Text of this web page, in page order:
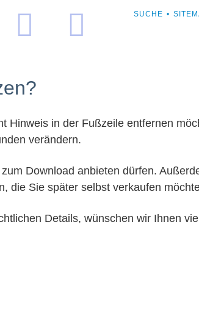
NAVIGATION
SUCHE
Hinweis in der Fußzeile entfernen
verändern.
Download anbieten dürfen.
die Sie später selbst verkaufen
Details, wünschen wir Ihnen